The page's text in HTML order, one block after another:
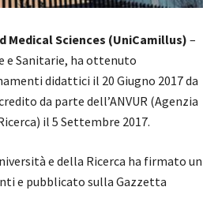
Sciences (UniCamillus) –
e Sanitarie, ha ottenuto
didattici il 20 Giugno 2017 da
da parte dell’ANVUR (Agenzia
il 5 Settembre 2017.
e della Ricerca ha firmato un
e pubblicato sulla Gazzetta